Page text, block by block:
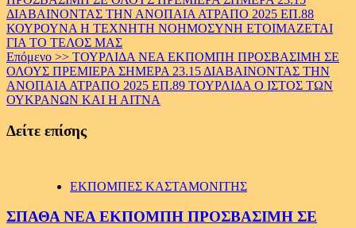
Reading
ΔΙΑΒΑΙΝΟΝΤΑΣ ΤΗΝ ΑΝΟΠΑΙΑ ΑΤΡΑΠΟ 2025 ΕΠ.88
ΚΟΥΡΟΥΝΑ Η ΤΕΧΝΗΤΗ ΝΟΗΜΟΣΥΝΗ ΕΤΟΙΜΑΖΕΤΑΙ
ΓΙΑ ΤΟ ΤΕΛΟΣ ΜΑΣ
Επόμενο >> ΤΟΥΡΛΙΔΑ ΝΕΑ ΕΚΠΟΜΠΗ ΠΡΟΣΒΑΣΙΜΗ ΣΕ
ΟΛΟΥΣ ΠΡΕΜΙΕΡΑ ΣΗΜΕΡΑ 23.15 ΔΙΑΒΑΙΝΟΝΤΑΣ ΤΗΝ
ΑΝΟΠΑΙΑ ΑΤΡΑΠΟ 2025 ΕΠ.89 ΤΟΥΡΛΙΔΑ Ο ΙΣΤΟΣ ΤΩΝ
ΟΥΚΡΑΝΩΝ ΚΑΙ Η ΑΙΤΝΑ
Δείτε επίσης
ΕΚΠΟΜΠΕΣ ΚΑΣΤΑΜΟΝΙΤΗΣ
ΣΠΑΘΑ ΝΕΑ ΕΚΠΟΜΠΗ ΠΡΟΣΒΑΣΙΜΗ ΣΕ